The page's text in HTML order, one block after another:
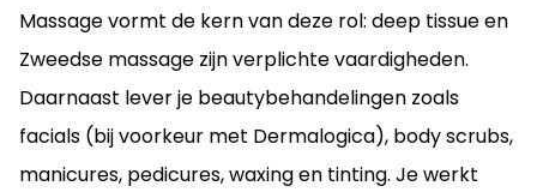
Massage vormt de kern van deze rol: deep tissue en
Zweedse massage zijn verplichte vaardigheden.
Daarnaast lever je beautybehandelingen zoals
facials (bij voorkeur met Dermalogica), body scrubs,
manicures, pedicures, waxing en tinting. Je werkt